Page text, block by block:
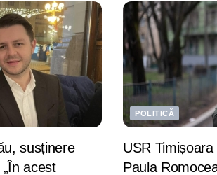
susținere
acest
POLITICĂ
USR
Paula